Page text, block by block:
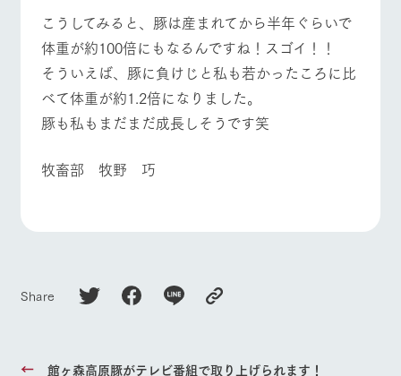
​こうしてみると、豚は産まれてから半年ぐらいで
体重が約100倍にもなるんですね！スゴイ！！
​そういえば、豚に負けじと私も若かったころに比
べて体重が約1.2倍になりました。
​豚も私もまだまだ成長しそうです笑
​牧畜部 牧野 巧
Share
館ヶ森高原豚がテレビ番組で取り上げられます！